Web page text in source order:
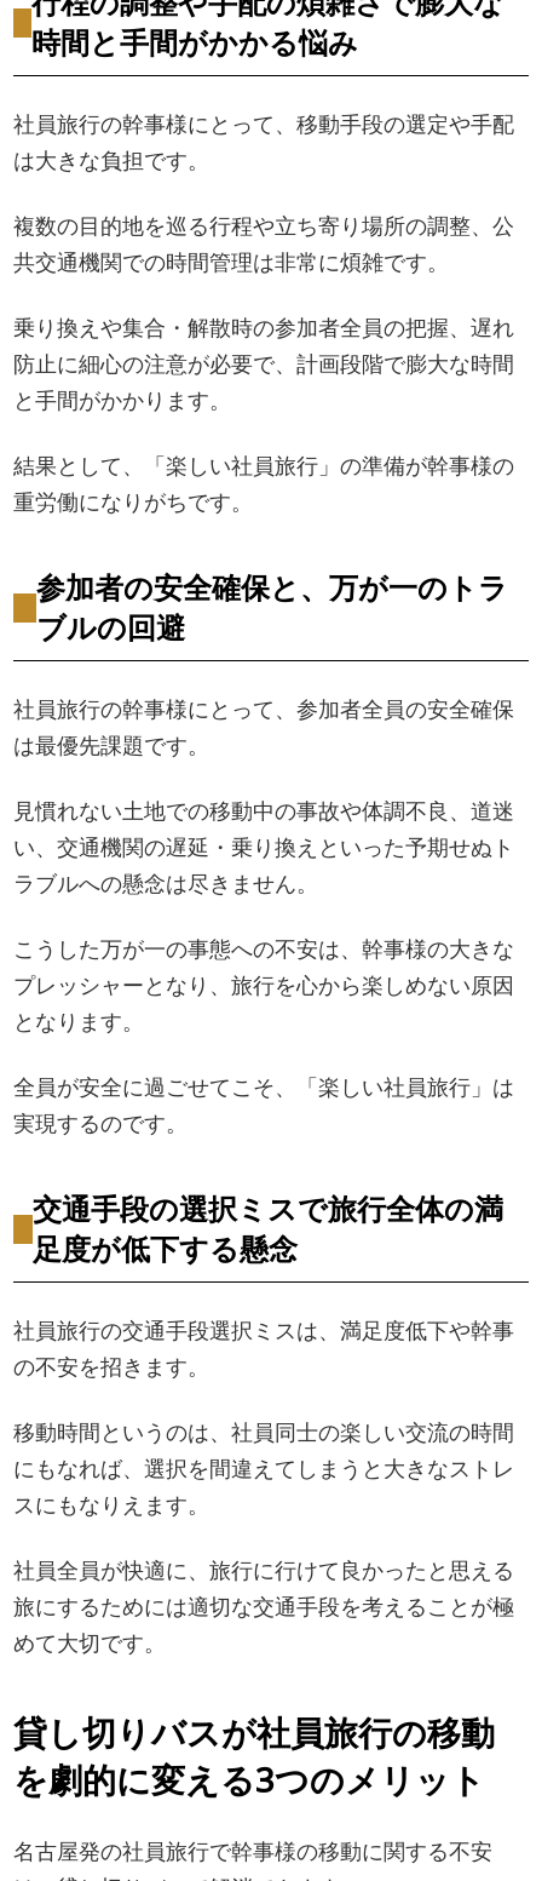
時間と手間がかかる悩み
社員旅行の幹事様にとって、移動手段の選定や手配
は大きな負担です。
複数の目的地を巡る行程や立ち寄り場所の調整、公
共交通機関での時間管理は非常に煩雑です。
乗り換えや集合・解散時の参加者全員の把握、遅れ
防止に細心の注意が必要で、計画段階で膨大な時間
と手間がかかります。
結果として、「楽しい社員旅行」の準備が幹事様の
重労働になりがちです。
参加者の安全確保と、万が一のトラ
ブルの回避
社員旅行の幹事様にとって、参加者全員の安全確保
は最優先課題です。
見慣れない土地での移動中の事故や体調不良、道迷
い、交通機関の遅延・乗り換えといった予期せぬト
ラブルへの懸念は尽きません。
こうした万が一の事態への不安は、幹事様の大きな
プレッシャーとなり、旅行を心から楽しめない原因
となります。
全員が安全に過ごせてこそ、「楽しい社員旅行」は
実現するのです。
交通手段の選択ミスで旅行全体の満
足度が低下する懸念
社員旅行の交通手段選択ミスは、満足度低下や幹事
の不安を招きます。
移動時間というのは、社員同士の楽しい交流の時間
にもなれば、選択を間違えてしまうと大きなストレ
スにもなりえます。
社員全員が快適に、旅行に行けて良かったと思える
旅にするためには適切な交通手段を考えることが極
めて大切です。
貸し切りバスが社員旅行の移動
を劇的に変える3つのメリット
名古屋発の社員旅行で幹事様の移動に関する不安